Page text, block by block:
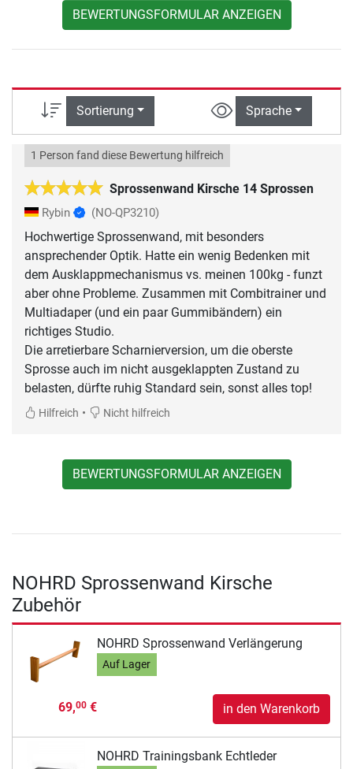
BEWERTUNGSFORMULAR ANZEIGEN
Sortierung Sprache
Sprossenwand Kirsche 14 Sprossen
1 Person fand diese Bewertung hilfreich
Rybin (NO-QP3210)
Hochwertige Sprossenwand, mit besonders
ansprechender Optik. Hatte ein wenig Bedenken mit
dem Ausklappmechanismus vs. meinen 100kg - funzt
aber ohne Probleme. Zusammen mit Combitrainer und
Multiadaper (und ein paar Gummibändern) ein
richtiges Studio.
Die arretierbare Scharnierversion, um die oberste
Sprosse auch im nicht ausgeklappten Zustand zu
belasten, dürfte ruhig Standard sein, sonst alles top!
Hilfreich • Nicht hilfreich
BEWERTUNGSFORMULAR ANZEIGEN
NOHRD Sprossenwand Kirsche
Zubehör
NOHRD Sprossenwand Verlängerung
Auf Lager
69,00€ in den Warenkorb
NOHRD Trainingsbank Echtleder